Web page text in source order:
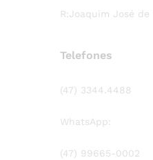
R:Joaquim José
Telefones
(47) 3344.4488
WhatsApp:
(47) 99665-0002